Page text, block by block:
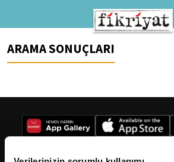
ARAMA SONUÇLARI